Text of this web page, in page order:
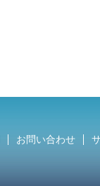
お問い合わせ